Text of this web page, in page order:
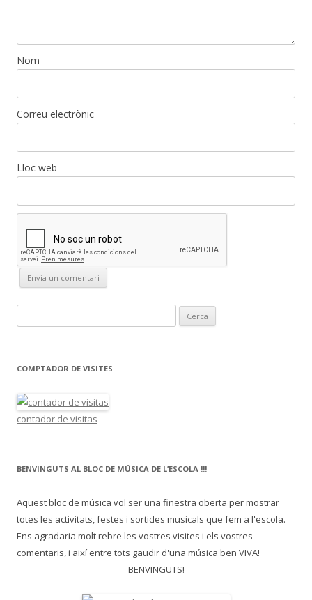
Nom
Correu electrònic
Lloc web
e
c
:
COMPTADOR DE VISITES
contador de visitas
BENVINGUTS AL BLOC DE MÚSICA DE L’ESCOLA !!!
Aquest bloc de música vol ser una finestra oberta per mostrar
totes les activitats, festes i sortides musicals que fem a l'escola.
Ens agradaria molt rebre les vostres visites i els vostres
comentaris, i així entre tots gaudir d'una música ben VIVA!
BENVINGUTS!